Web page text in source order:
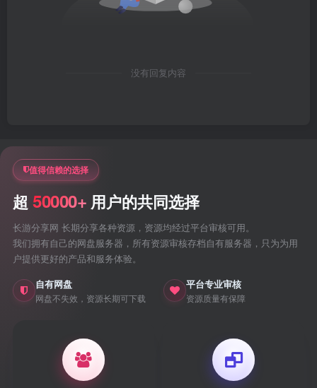
没有回复内容
值得信赖的选择
超 50000+ 用户的共同选择
长游分享网 长期分享各种资源，资源均经过平台审核可用。
我们拥有自己的网盘服务器，所有资源审核存档自有服务器，只为为用
户提供更好的产品和服务体验。
自有网盘
网盘不失效，资源长期可下载
平台专业审核
资源质量有保障